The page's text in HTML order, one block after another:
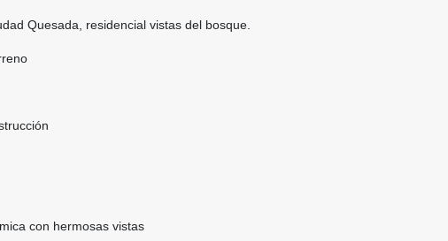
Quesada, residencial vistas del bosque.
con hermosas vistas